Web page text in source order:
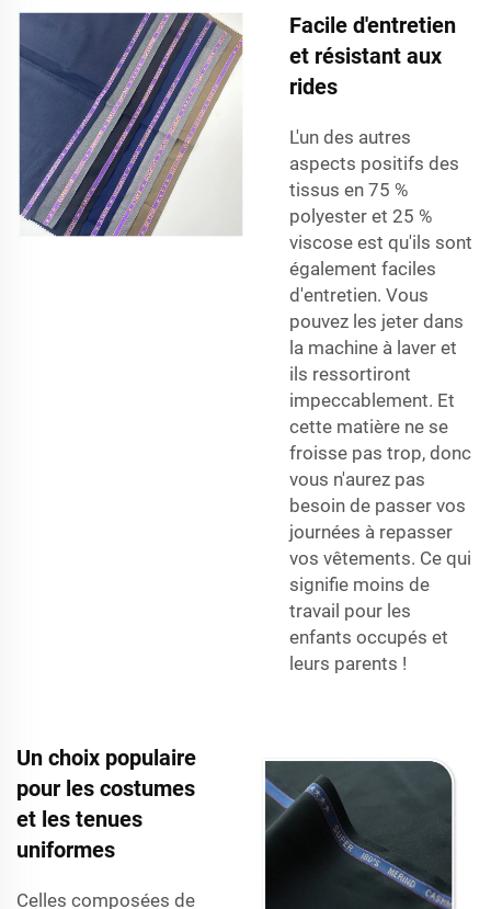
Facile d'entretien
et résistant aux
rides
L'un des autres
aspects positifs des
tissus en 75 %
polyester et 25 %
viscose est qu'ils sont
également faciles
d'entretien. Vous
pouvez les jeter dans
la machine à laver et
ils ressortiront
impeccablement. Et
cette matière ne se
froisse pas trop, donc
vous n'aurez pas
besoin de passer vos
journées à repasser
vos vêtements. Ce qui
signifie moins de
travail pour les
enfants occupés et
leurs parents !
Un choix populaire
pour les costumes
et les tenues
uniformes
Celles composées de